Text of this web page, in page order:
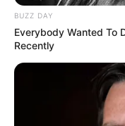
BUZZ DAY
Everybody Wanted To
Recently